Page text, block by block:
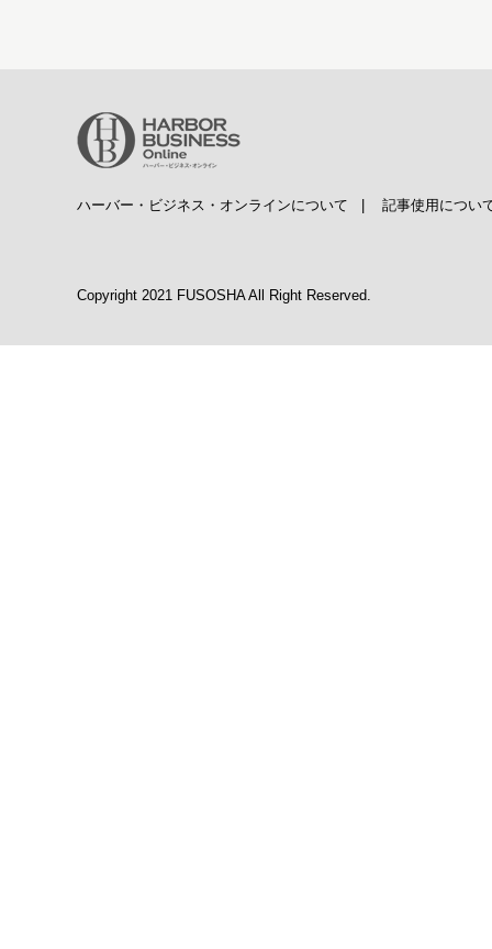
ハーバー・ビジネス・オンラインについて | 記事使用につい
Copyright 2021 FUSOSHA All Right Reserved.